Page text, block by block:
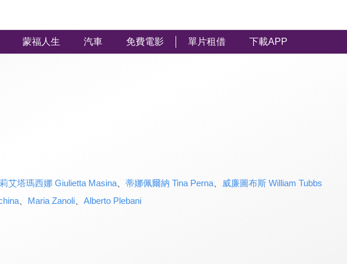
蒙福人生 汽車 免費電影 單片租借 下載APP
艾塔瑪西娜 Giulietta Masina、 蒂娜佩爾納 Tina Perna、
威廉圖布斯 William Tubbs
、 Maria Zanoli、 Alberto Plebani